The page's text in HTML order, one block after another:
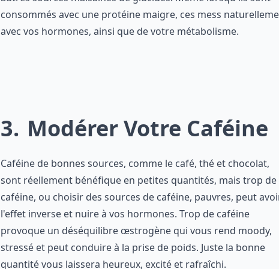
consommés avec une protéine maigre, ces mess
avec vos hormones, ainsi que de votre métabolisme.
3 Modérer Votre Caféine
Caféine de bonnes sources, comme le café, thé et chocolat,
sont réellement bénéfique en petites quantités, mais trop de
caféine, ou choisir des sources de caféine, pauvres, peut
l'effet inverse et nuire à vos hormones. Trop de caféine
provoque un déséquilibre œstrogène qui vous rend moody,
stressé et peut conduire à la prise de poids. Juste la bonne
quantité vous laissera heureux, excité et rafraîchi.